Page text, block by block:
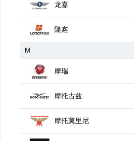
龙嘉
隆鑫
M
摩瑞
摩托古兹
摩托莫里尼